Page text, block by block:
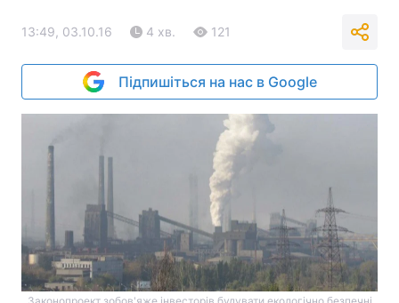
13:49, 03.10.16 4 хв. 121
Підпишіться на нас в Google